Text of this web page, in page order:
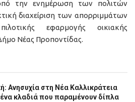
την ενημέρωση των πολιτών
διαχείριση των απορριμμάτων
εφαρμογής οικιακής
Νέας Προποντίδας.
Ανησυχία στη Νέα Καλλικράτεια
κλαδιά που παραμένουν δίπλα